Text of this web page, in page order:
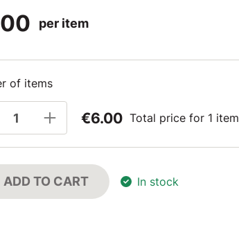
per item
of items
€6.00 Total price for 1 item
ADD TO CART In stock